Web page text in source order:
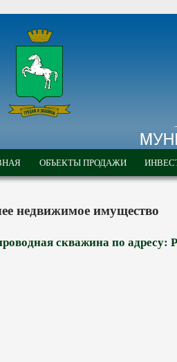
ГОРОДА
ТОМСКА
МЕНЮ
ОБЪЕКТЫ ПРОДАЖИ
недвижимое имущество
скважина по адресу: